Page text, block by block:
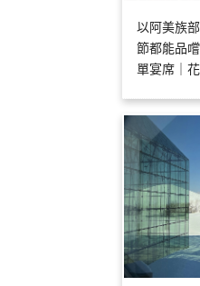
以阿美族
節都能品
單宴席｜